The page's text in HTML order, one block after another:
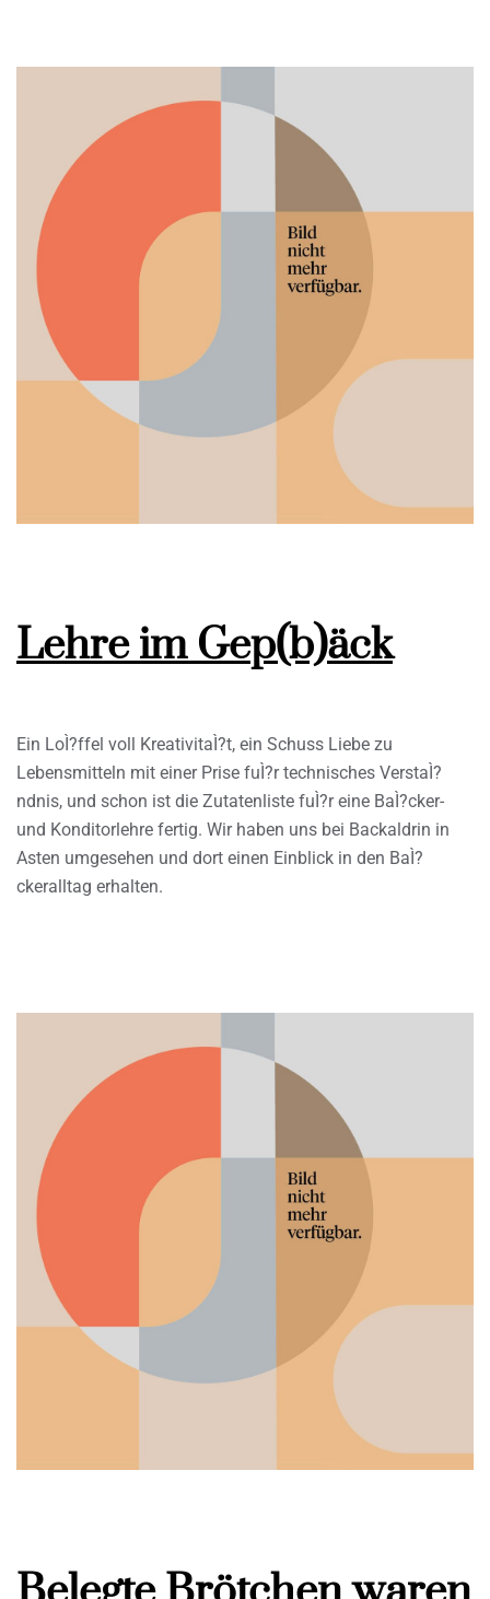
Lehre im Gep(b)äck
Ein LoÌ?ffel voll KreativitaÌ?t, ein Schuss Liebe zu
Lebensmitteln mit einer Prise fuÌ?r technisches VerstaÌ?
ndnis, und schon ist die Zutatenliste fuÌ?r eine BaÌ?cker-
und Konditorlehre fertig. Wir haben uns bei Backaldrin in
Asten umgesehen und dort einen Einblick in den BaÌ?
ckeralltag erhalten.